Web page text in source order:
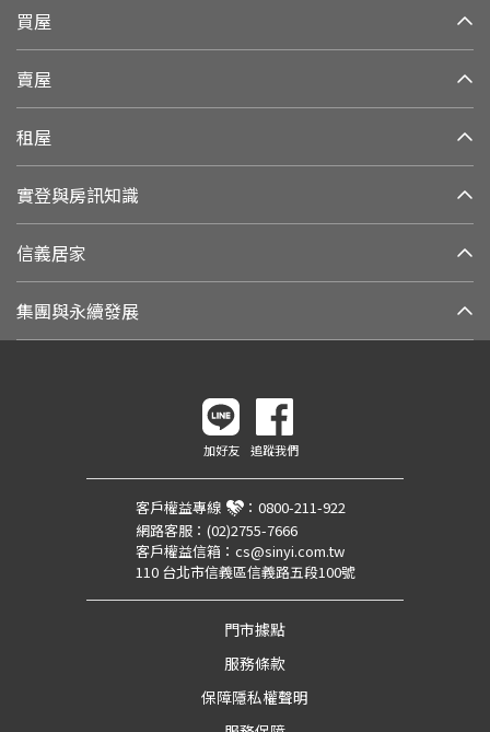
買屋
賣屋
租屋
實登與房訊知識
信義居家
集團與永續發展
加好友 追蹤我們
客戶權益專線 ： 0800-211-922
網路客服： (02)2755-7666
客戶權益信箱： cs@sinyi.com.tw
110 台北市信義區信義路五段100號
門市據點
服務條款
保障隱私權聲明